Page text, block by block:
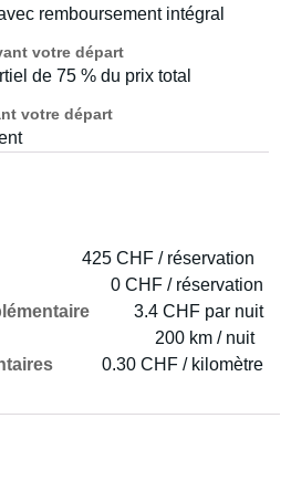
remboursement intégral
votre départ
de 75 % du prix total
votre départ
425 CHF / réservation
0 CHF / réservation
3.4 CHF par nuit
200 km / nuit
0.30 CHF / kilomètre